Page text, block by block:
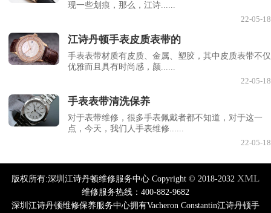
现一些划痕，那么，江诗......
22-05-18
江诗丹顿手表皮质表带的
手表表带材质有皮质、金属、塑胶，其中皮质表带不仅
优雅而且具有时尚感，颜......
22-05-18
手表表带清洗保养
对于表带维修，很多手表佩戴者都不知道，对于这一
点，今天，我们人手表维修......
22-05-18
版权所有:深圳江诗丹顿维修服务中心 Copyright © 2018-2032 XML
维修服务热线：400-882-9682
深圳江诗丹顿维修保养服务中心拥有Vacheron Constantin江诗丹顿手